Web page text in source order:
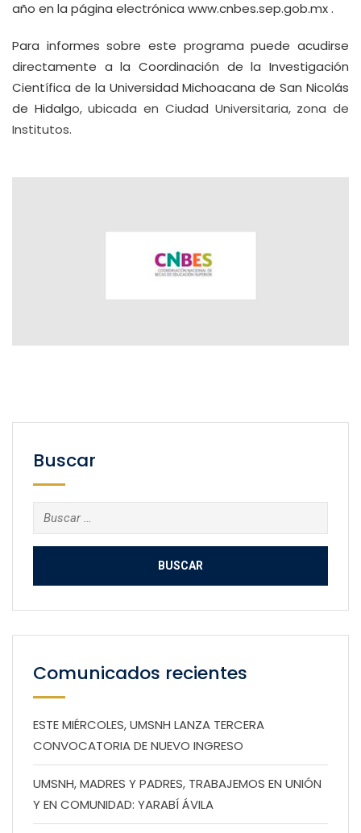
año en la página electrónica www.cnbes.sep.gob.mx.
Para informes sobre este programa puede acudirse
directamente a la Coordinación de la Investigación
Científica de la Universidad Michoacana de San Nicolás
de Hidalgo, ubicada en Ciudad Universitaria, zona de
Institutos.
Buscar
Buscar:
Comunicados recientes
ESTE MIÉRCOLES, UMSNH LANZA TERCERA
CONVOCATORIA DE NUEVO INGRESO
UMSNH, MADRES Y PADRES, TRABAJEMOS EN UNIÓN
Y EN COMUNIDAD: YARABÍ ÁVILA